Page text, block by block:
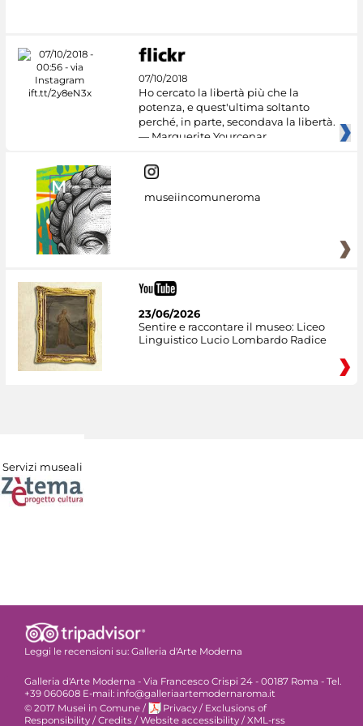
07/10/2018
Ho cercato la libertà più che la
potenza, e quest'ultima soltanto
perché, in parte, secondava la libertà.
— Marguerite Yourcenar
museiincomuneroma
23/06/2026
Sentire e raccontare il museo: Liceo
Linguistico Lucio Lombardo Radice
Servizi museali
Leggi le recensioni su: Galleria d'Arte Moderna
Galleria d'Arte Moderna - Via Francesco Crispi 24 - 00187 Roma - Tel.
+39 060608 E-mail: info@galleriaartemodernaroma.it
© 2017 Musei in Comune / Privacy / Exclusions of
Responsibility / Credits / Website accessibility / XML-rss